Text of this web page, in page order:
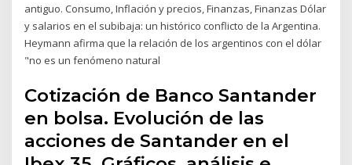
antiguo. Consumo, Inflación y precios, Finanzas, Finanzas Dólar
y salarios en el subibaja: un histórico conflicto de la Argentina.
Heymann afirma que la relación de los argentinos con el dólar
"no es un fenómeno natural
Cotización de Banco Santander
en bolsa. Evolución de las
acciones de Santander en el